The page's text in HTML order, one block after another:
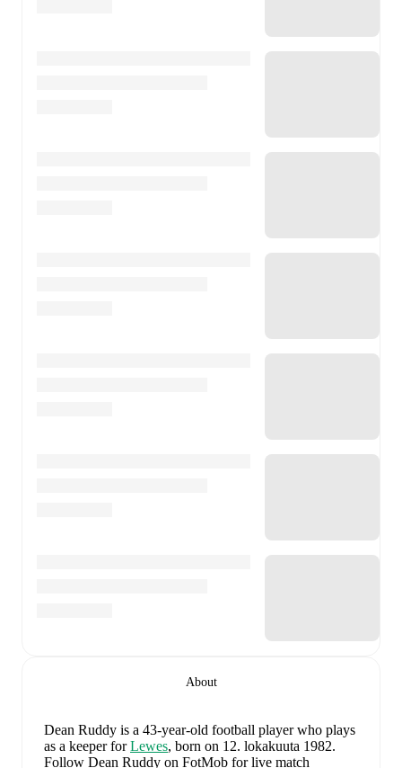
About
Dean Ruddy is a 43-year-old football player who plays
as a keeperforLewes, born on 12. lokakuuta 1982.
Follow Dean Ruddy on FotMob for live match